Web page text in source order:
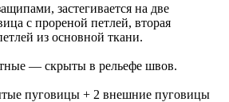
застегивается на две
с прореной петлей, вторая
из основной ткани.
— скрыты в рельефе швов.
пуговицы + 2 внешние пуговицы